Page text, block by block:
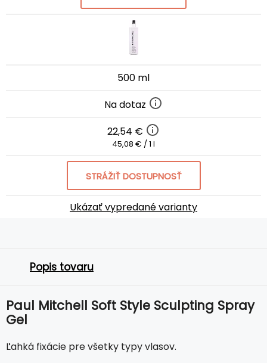
500 ml
Na dotaz
22,54 €
45,08 € / 1 l
STRÁŽIŤ DOSTUPNOSŤ
Ukázať vypredané varianty
Popis tovaru
Paul Mitchell Soft Style Sculpting Spray
Gel
Ľahká fixácie pre všetky typy vlasov.